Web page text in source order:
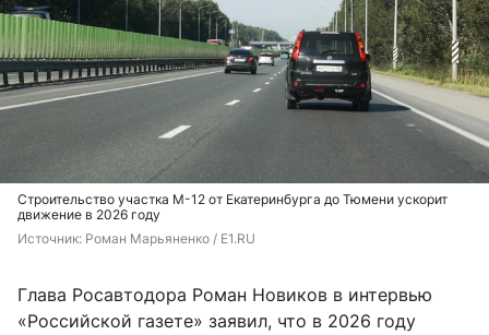
Строительство участка М-12 от Екатеринбурга до Тюмени ускорит
движение в 2026 году
Источник: Роман Марьяненко / E1.RU
Глава Росавтодора Роман Новиков в интервью
«Российской газете» заявил, что в 2026 году